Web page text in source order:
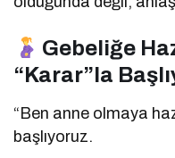
Gebeliğe
“Karar”la
“Ben anne olmaya
başlıyoruz.